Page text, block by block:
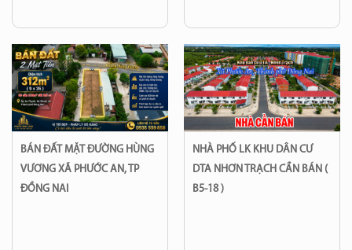
BÁN ĐẤT MẶT ĐƯỜNG HÙNG
VƯƠNG XÃ PHƯỚC AN, TP
ĐỒNG NAI
NHÀ PHỐ LK KHU DÂN CƯ
DTA NHƠN TRẠCH CẦN BÁN (
B5-18 )